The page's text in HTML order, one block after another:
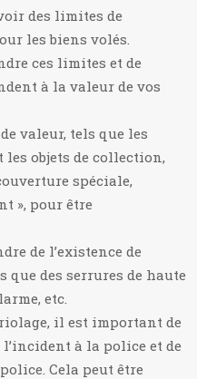
des limites de
les biens volés.
ces limites et de
à la valeur de vos
valeur, tels que les
les objets de collection,
spéciale,
», pour être
de l’existence de
que des serrures de haute
etc.
il est important de
à la police et de
Cela peut être